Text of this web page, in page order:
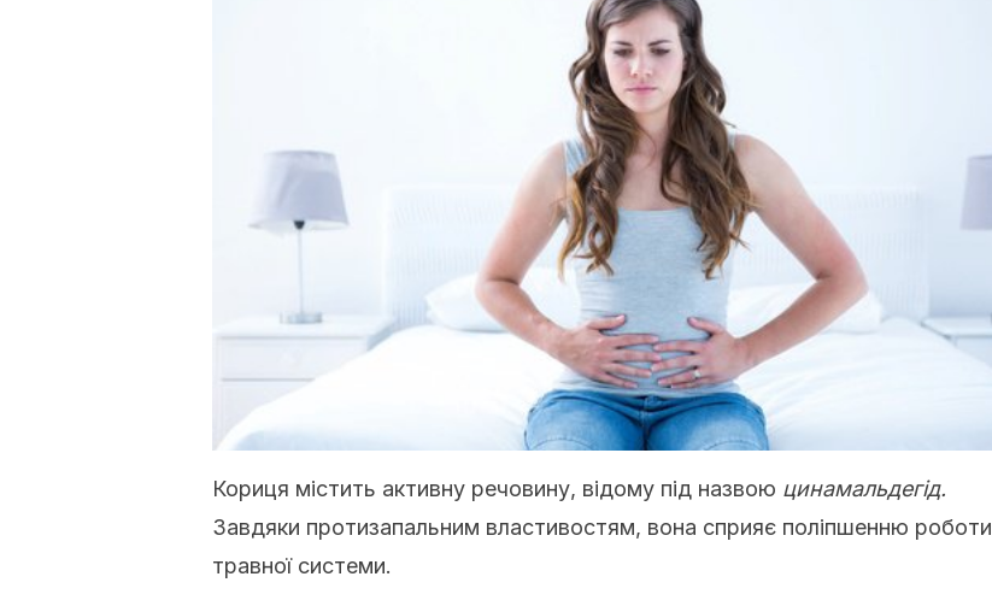
Кориця містить активну речовину, відому під назвою цинамальдегід.
Завдяки протизапальним властивостям, вона сприяє поліпшенню роботи
травної системи.